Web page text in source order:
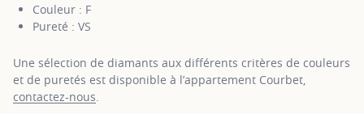
Couleur : F
Pureté : VS
Une sélection de diamants aux différents critères de couleurs
et de puretés est disponible à l’appartement Courbet,
contactez-nous